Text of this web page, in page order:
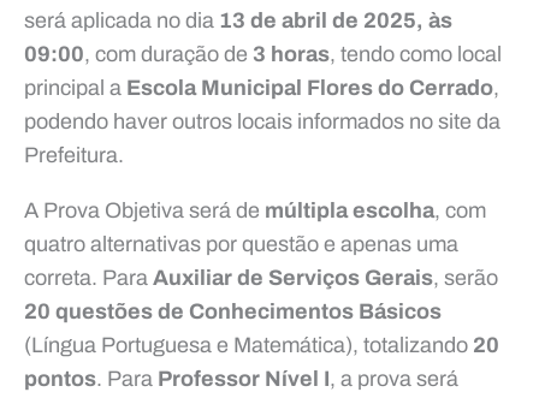
será aplicada no dia 13 de abril de 2025, às
09:00, com duração de 3 horas, tendo como local
principal a Escola Municipal Flores do Cerrado,
podendo haver outros locais informados no site da
Prefeitura.
A Prova Objetiva será de múltipla escolha, com
quatro alternativas por questão e apenas uma
correta. Para Auxiliar de Serviços Gerais, serão
20 questões de Conhecimentos Básicos
(Língua Portuguesa e Matemática), totalizando 20
pontos. Para Professor Nível I, a prova será